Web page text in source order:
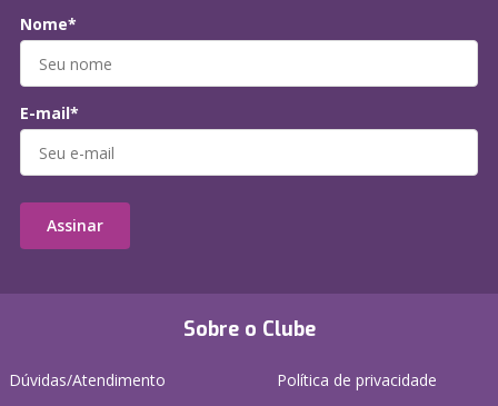
Sobre o Clube
Dúvidas/Atendimento
Política de privacidade
Nome*
E-mail*
Assinar